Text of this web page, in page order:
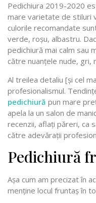
Pedichiura 2019-2020
mare varietate de stiluri
culorile recomandate
verde, roșu, albastru.
pedichiură mai calm sau
către nuanțele nude, gri,
Al treilea detaliu [și cel
profesionalismul.
pedichiură pun mare
apela la un salon de
recenzii, aflați păreri, ca
către adevărații
Pedichiură
Așa cum am precizat în
menține locul fruntaș în